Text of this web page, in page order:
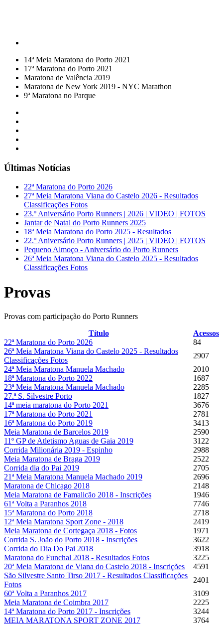
14ª Meia Maratona do Porto 2021
17ª Maratona do Porto 2021
Maratona de Valência 2019
Maratona de New York 2019 - NYC Marathon
9ª Maratona no Parque
Últimas Notícias
22ª Maratona do Porto 2026
27ª Meia Maratona Viana do Castelo 2026 - Resultados
Classificações Fotos
23.º Aniversário Porto Runners | 2026 | VIDEO | FOTOS
Jantar de Natal do Porto Runners 2025
18ª Meia Maratona do Porto 2025 - Resultados
22.º Aniversário Porto Runners | 2025 | VIDEO | FOTOS
Pequeno Almoço - Aniversário do Porto Runners
26ª Meia Maratona Viana do Castelo 2025 - Resultados
Classificações Fotos
Provas
Provas com participação do Porto Runners
Título
Acessos
22ª Maratona do Porto 2026
84
26ª Meia Maratona Viana do Castelo 2025 - Resultados
Classificações Fotos
2907
24ª Meia Maratona Manuela Machado
2010
18ª Maratona do Porto 2022
1687
23ª Meia Maratona Manuela Machado
2285
27.ª S. Silvestre Porto
1827
14ª meia maratona do Porto 2021
3676
17ª Maratona do Porto 2021
2781
16ª Maratona do Porto 2019
3413
Meia Maratona de Barcelos 2019
2590
11º GP de Atletismo Aguas de Gaia 2019
3122
Corrida Milionária 2019 - Espinho
2988
Meia Maratona de Braga 2019
2522
Corrida dia do Pai 2019
2705
21ª Meia Maratona Manuela Machado 2019
2696
Maratona de Chicago 2018
2148
Meia Maratona de Famalicão 2018 - Inscrições
1946
61ª Volta a Paranhos 2018
7746
15ª Maratona do Porto 2018
2718
12ª Meia Maratona Sport Zone - 2018
2419
Meia Maratona de Cortegaça 2018 - Fotos
1971
Corrida S. João do Porto 2018 - Inscrições
3622
Corrida do Dia Do Pai 2018
3918
Maratona do Funchal 2018 - Resultados Fotos
3225
20ª Meia Maratona de Viana do Castelo 2018 - Inscrições
4591
São Silvestre Santo Tirso 2017 - Resultados Classificações
Fotos
2401
60ª Volta a Paranhos 2017
3109
Meia Maratona de Coimbra 2017
2225
14ª Maratona do Porto 2017 - Inscrições
3244
MEIA MARATONA SPORT ZONE 2017
3764